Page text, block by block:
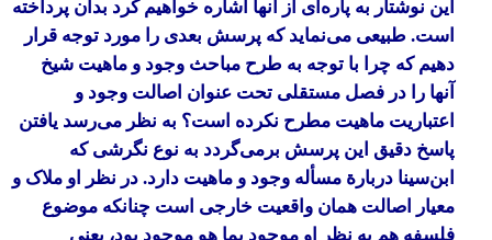
این نوشتار به پاره‌ای از آنها اشاره خواهیم کرد بدان پرداخته
است. طبیعی می‌نماید که پرسش بعدی را مورد توجه قرار
دهیم که چرا با توجه به طرح مباحث وجود و ماهیت شیخ
آنها را در فصل مستقلی تحت عنوان اصالت وجود و
اعتباریت ماهیت مطرح نکرده است؟ به نظر می‌رسد یافتن
پاسخ دقیق این پرسش برمی‌گردد به نوع نگرشی که
ابن‌سینا دربارة مسأله وجود و ماهیت دارد. در نظر او ملاک و
معیار اصالت همان واقعیت خارجی است چنانکه موضوع
فلسفه هم به نظر او موجود بما هو موجود بود، یعنی